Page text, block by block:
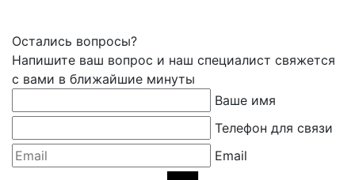
Остались вопросы?
Напишите ваш вопрос и наш специалист свяжется
с вами в ближайшие минуты
Ваше имя
Телефон для связи
Email